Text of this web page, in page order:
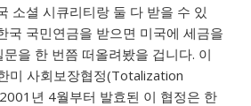
소셜 시큐리티랑 둘 다 받을 수 있
국 국민연금을 받으면 미국에 세금을
문을 한 번쯤 떠올려봤을 겁니다. 이
미 사회보장협정(Totalization
년 4월부터 발효된 이 협정은 한